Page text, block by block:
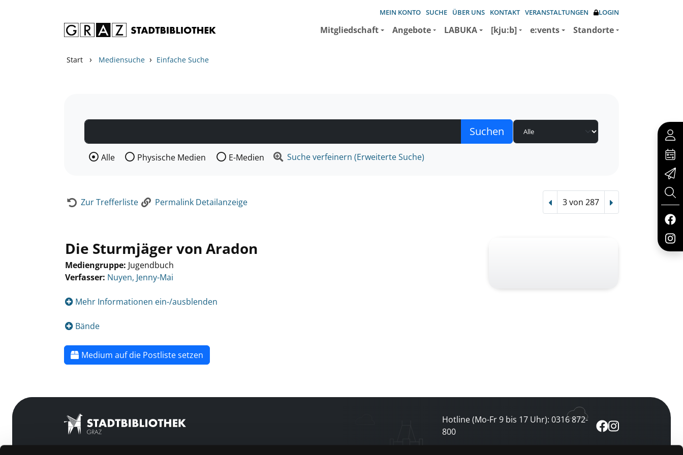
MEIN KONTO SUCHE ÜBER UNS KONTAKT VERANSTALTUNGEN LOGIN
Mitgliedschaft Angebote LABUKA [kju:b] e:vents Standorte
Start › Mediensuche › Einfache Suche
Wählen Sie die Medienart nach der Sie suchen wollen.
Alle Physische Medien E-Medien Suche verfeinern (Erweiterte Suche)
Zur Trefferliste Permalink Detailanzeige Vorheriger Treffer
3 von 287 Nächster Treffer
Die Sturmjäger von Aradon
Mediengruppe: Jugendbuch
Verfasser: Nuyen, Jenny-Mai
Mehr Informationen ein-/ausblenden
Bände
Medium auf die Postliste setzen
Hotline (Mo-Fr 9 bis 17 Uhr): 0316 872-
800